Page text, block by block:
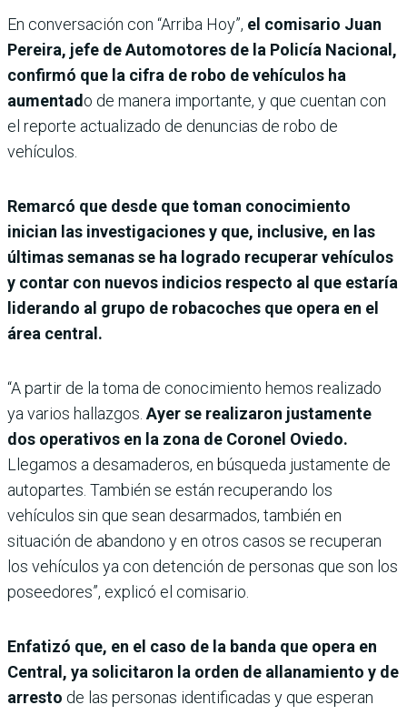
En conversación con “Arriba Hoy”, el comisario Juan
Pereira, jefe de Automotores de la Policía Nacional,
confirmó que la cifra de robo de vehículos ha
aumentado de manera importante, y que cuentan con
el reporte actualizado de denuncias de robo de
vehículos.
Remarcó que desde que toman conocimiento
inician las investigaciones y que, inclusive, en las
últimas semanas se ha logrado recuperar vehículos
y contar con nuevos indicios respecto al que estaría
liderando al grupo de robacoches que opera en el
área central.
“A partir de la toma de conocimiento hemos realizado
ya varios hallazgos. Ayer se realizaron justamente
dos operativos en la zona de Coronel Oviedo.
Llegamos a desamaderos, en búsqueda justamente de
autopartes. También se están recuperando los
vehículos sin que sean desarmados, también en
situación de abandono y en otros casos se recuperan
los vehículos ya con detención de personas que son los
poseedores”, explicó el comisario.
Enfatizó que, en el caso de la banda que opera en
Central, ya solicitaron la orden de allanamiento y de
arresto de las personas identificadas y que esperan